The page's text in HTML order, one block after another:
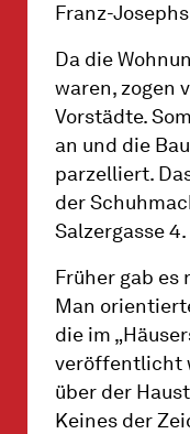
Franz-
Da die
waren, zogen
Vorstädte.
an und die
parzelliert.
der
Salzergasse 4.
Früher gab es
Man
die im
veröffentlicht
über der
Keines der